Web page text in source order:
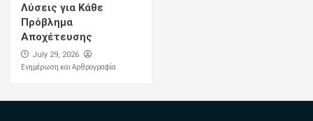
Λύσεις για Κάθε
Πρόβλημα
Αποχέτευσης
July 29, 2026
Ενημέρωση και Αρθρογραφία